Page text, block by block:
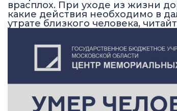
врасплох. При уходе из жизни
какие действия необходимо в
утрате близкого человека,